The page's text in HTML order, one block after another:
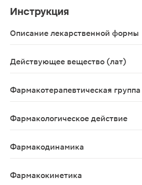
Инструкция
Описание лекарственной формы
Действующее вещество (лат)
Фармакотерапевтическая группа
Фармакологическое действие
Фармакодинамика
Фармакокинетика